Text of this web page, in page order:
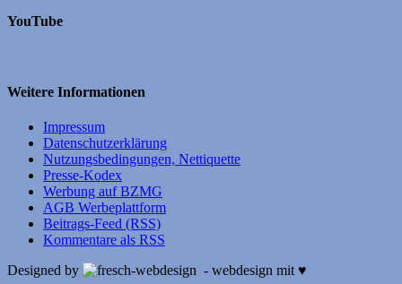
YouTube
Weitere Informationen
Impressum
Datenschutzerklärung
Nutzungsbedingungen, Nettiquette
Presse-Kodex
Werbung auf BZMG
AGB Werbeplattform
Beitrags-Feed (RSS)
Kommentare als RSS
Designed by
- webdesign mit ♥